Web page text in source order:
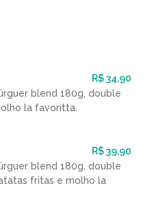
R$ 34,90
blend 180g, double
la favoritta.
R$ 39,90
blend 180g, double
fritas e molho la